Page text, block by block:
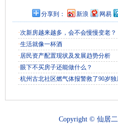
分享到： 新浪 网易
·次新房越来越多，会不会慢慢变老？
·生活就像一杯酒
·居民资产配置现状及发展趋势分析
·眼下不买房子还能做什么？
·杭州古北社区燃气体报警救了90岁独
Copyright © 仙居